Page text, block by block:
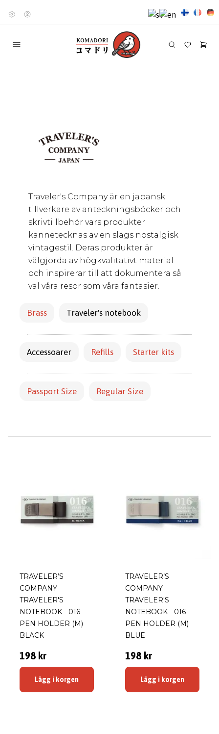
Traveler's Company är en japansk
tillverkare av anteckningsböcker och
skrivtillbehör vars produkter
kännetecknas av en slags nostalgisk
vintagestil. Deras produkter är
välgjorda av högkvalitativt material
och inspirerar till att dokumentera så
väl våra resor som våra fantasier.
Brass Traveler's notebook
Accessoarer Refills Starter kits
Passport Size Regular Size
TRAVELER’S
COMPANY
TRAVELER'S
NOTEBOOK - 016
PEN HOLDER (M)
BLACK
198 kr
Lägg i korgen
TRAVELER’S
COMPANY
TRAVELER'S
NOTEBOOK - 016
PEN HOLDER (M)
BLUE
198 kr
Lägg i korgen